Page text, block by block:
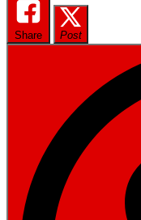
Share Post